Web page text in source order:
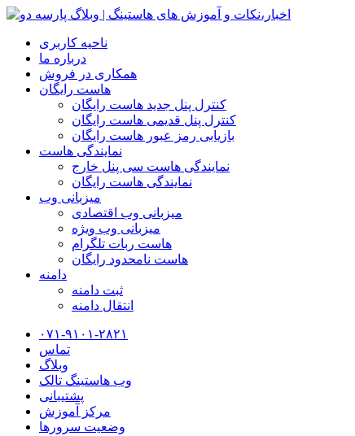
ناحیه کاربری
درباره ما
همکاری در فروش
هاست رایگان
کنترل پنل جدید هاست رایگان
کنترل پنل قدیمی هاست رایگان
بازیابی رمز عبور هاست رایگان
نمایندگی هاست
نمایندگی هاست سی پنل خارج
نمایندگی هاست رایگان
میزبانی وب
میزبانی وب اقتصادی
میزبانی وب ویژه
هاست ربات تلگرام
هاست نامحدود رایگان
دامنه
ثبت دامنه
انتقال دامنه
۰۷۱-۹۱۰۱-۲۸۲۱
تماس
وبلاگ
وب هاستینگ تالک
پشتیبانی
مرکز آموزش
وضعیت سرورها